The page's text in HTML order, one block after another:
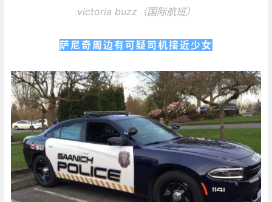
victoria buzz（国际航班）
萨尼奇周边有可疑司机接近少女